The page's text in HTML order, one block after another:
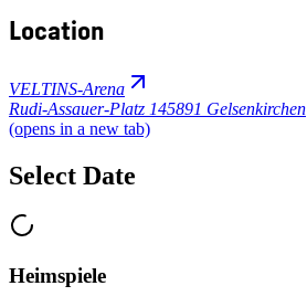
Location
VELTINS-Arena
Rudi-Assauer-Platz 145891 Gelsenkirchen
(opens in a new tab)
Select Date
Heimspiele